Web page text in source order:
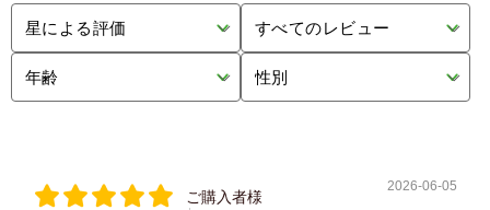
ご購入者様
2026-06-05